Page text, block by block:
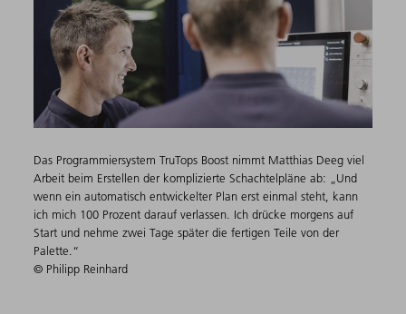
Das Programmiersystem TruTops Boost nimmt Matthias Deeg viel
Arbeit beim Erstellen der komplizierte Schachtelpläne ab: „Und
wenn ein automatisch entwickelter Plan erst einmal steht, kann
ich mich 100 Prozent darauf verlassen. Ich drücke morgens auf
Start und nehme zwei Tage später die fertigen Teile von der
Palette.“
© Philipp Reinhard